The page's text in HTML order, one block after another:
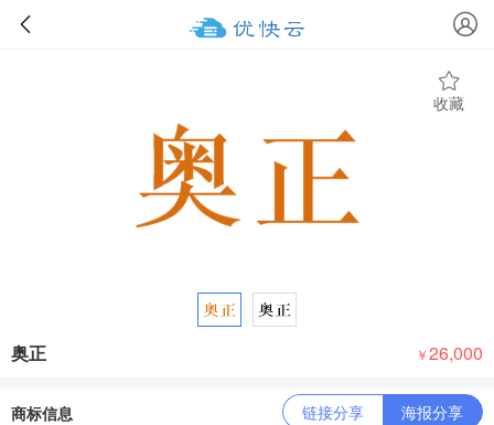
收藏
奥正 ￥26,000
商标信息 链接分享 海报分享